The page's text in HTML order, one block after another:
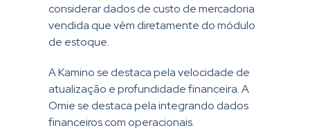
considerar dados de custo de mercadoria
vendida que vêm diretamente do módulo
de estoque.
A Kamino se destaca pela velocidade de
atualização e profundidade financeira. A
Omie se destaca pela integrando dados
financeiros com operacionais.